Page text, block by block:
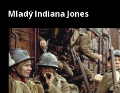
Mladý Indiana Jones